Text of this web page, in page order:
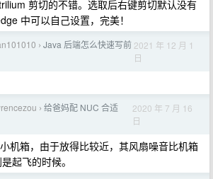
剪切的不错。选取后右键剪切默认没有
中可以自己设置，完美！
› Java 后端怎么快速写前 2021 年 12 月 1
日
› 给爸妈配 NUC 合适
2020 年 7 月 16
日
机箱，由于放得比较近，其风扇噪音比机箱
起飞的时候。